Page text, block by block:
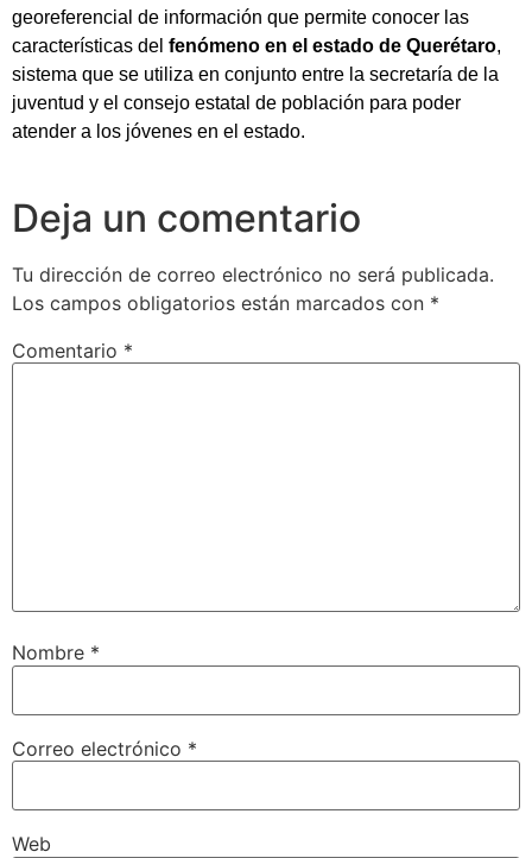
georeferencial de información que permite conocer las
características del fenómeno en el estado de Querétaro,
sistema que se utiliza en conjunto entre la secretaría de la
juventud y el consejo estatal de población para poder
atender a los jóvenes en el estado.
Deja un comentario
Tu dirección de correo electrónico no será publicada.
Los campos obligatorios están marcados con *
Comentario *
Nombre *
Correo electrónico *
Web